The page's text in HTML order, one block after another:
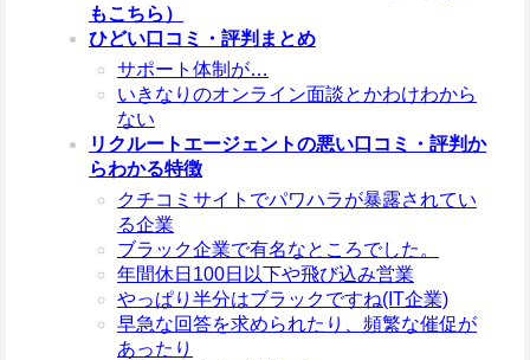
もこちら）
ひどい口コミ・評判まとめ
サポート体制が…
いきなりのオンライン面談とかわけわから
ない
リクルートエージェントの悪い口コミ・評判か
らわかる特徴
クチコミサイトでパワハラが暴露されてい
る企業
ブラック企業で有名なところでした。
年間休日100日以下や飛び込み営業
やっぱり半分はブラックですね(IT企業)
早急な回答を求められたり、頻繁な催促が
あったり